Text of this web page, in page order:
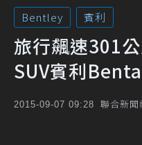
Bentley 賓利
旅行飆速301
SUV賓利
2015-09-07 09:28 聯合新聞